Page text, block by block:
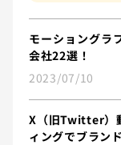
モーショングラ
会社22選！
2023/07/10
X（旧Twitter）
ィングでブラン